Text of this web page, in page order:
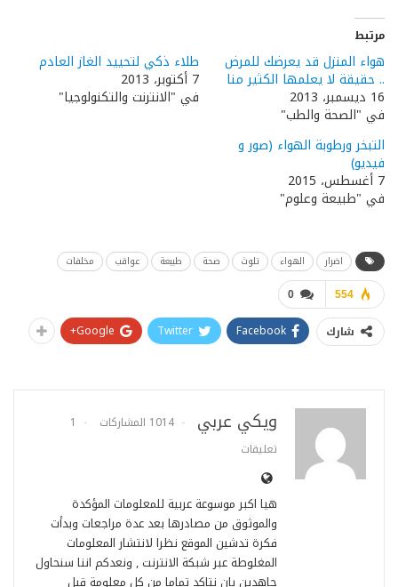
مرتبط
هواء المنزل قد يعرضك للمرض
.. حقيقة لا يعلمها الكثير منا
16 ديسمبر، 2013
في "الصحة والطب"
طلاء ذكي لتحييد الغاز العادم
7 أكتوبر، 2013
في "الانترنت والتكنولوجيا"
التبخر ورطوبة الهواء (صور و
فيديو)
7 أغسطس، 2015
في "طبيعة وعلوم"
اضرار الهواء تلوث صحة طبيعة عواقب مخلفات
0 554
شارك Facebook
Twitter
Google+
ويكي عربي 1014 المشاركات
1
تعليقات
هيا اكبر موسوعة عربية للمعلومات المؤكدة
والموثوق من مصادرها بعد عدة مراجعات وبدأت
فكرة تدشين الموقع نظرا لانتشار المعلومات
المغلوطة عبر شبكة الانترنت , ونعدكم اننا سنحاول
جاهدين بان نتاكد تماما من كل معلومة قبل